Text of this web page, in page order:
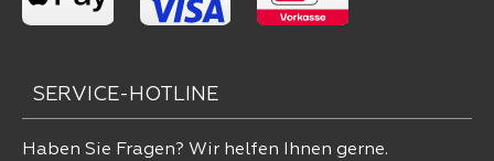
SERVICE-HOTLINE
Haben Sie Fragen? Wir helfen Ihnen gerne.